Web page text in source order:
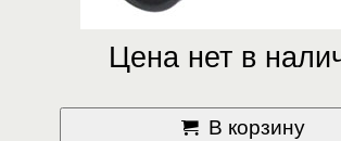
Цена нет в
В корзину